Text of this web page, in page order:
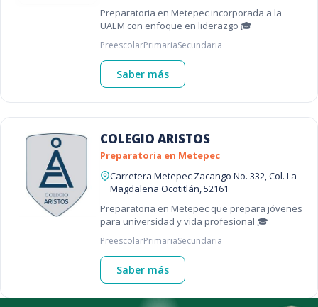
Preparatoria en Metepec incorporada a la
UAEM con enfoque en liderazgo 🎓
PreescolarPrimariaSecundaria
Saber más
COLEGIO ARISTOS
Preparatoria en Metepec
Carretera Metepec Zacango No. 332, Col. La
Magdalena Ocotitlán, 52161
Preparatoria en Metepec que prepara jóvenes
para universidad y vida profesional 🎓
PreescolarPrimariaSecundaria
Saber más